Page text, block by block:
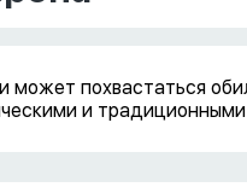
может похвастаться
и